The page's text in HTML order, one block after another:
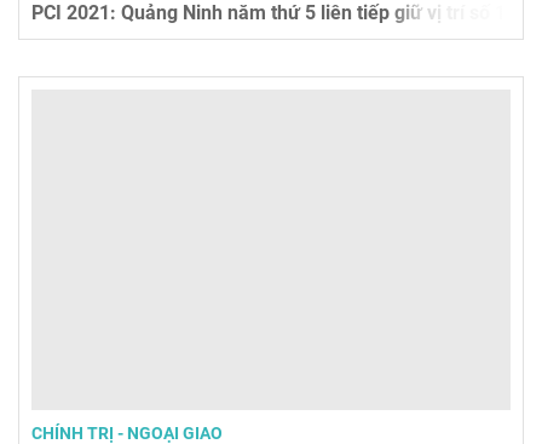
PCI 2021: Quảng Ninh năm thứ 5 liên tiếp giữ vị trí số 1
CHÍNH TRỊ - NGOẠI GIAO